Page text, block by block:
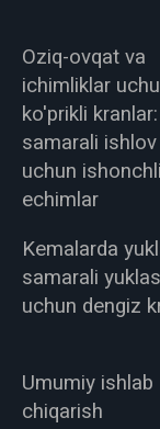
Oziq-ovqat va
ichimliklar
ko'prikli kranlar:
samarali
uchun ishonchli
echimlar
Kemalarda
samarali
uchun dengiz
Umumiy ishlab
chiqarish